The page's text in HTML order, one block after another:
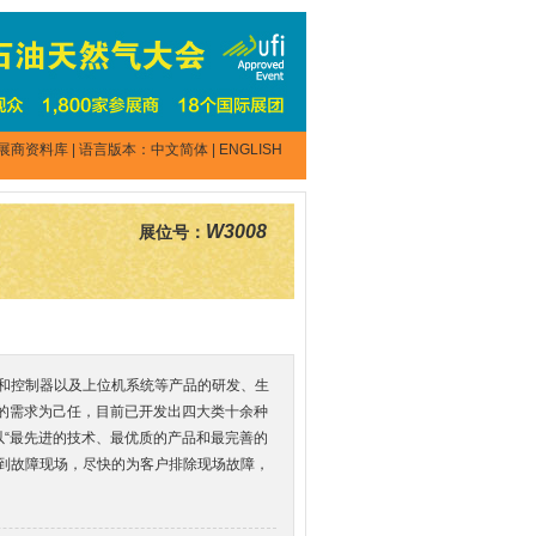
商资料库 | 语言版本： 中文简体
ENGLISH
展位号：W3008
控制器以及上位机系统等产品的研发、生
需求为己任，目前已开发出四大类十余种
最先进的技术、最优质的产品和最完善的
障现场，尽快的为客户排除现场故障，